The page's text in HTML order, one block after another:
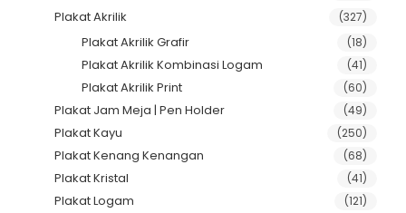
Plakat Akrilik (327)
Plakat Akrilik Grafir (18)
Plakat Akrilik Kombinasi Logam (41)
Plakat Akrilik Print (60)
Plakat Jam Meja | Pen Holder (49)
Plakat Kayu (250)
Plakat Kenang Kenangan (68)
Plakat Kristal (41)
Plakat Logam (121)